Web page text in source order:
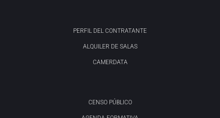
PERFIL DEL CONTRATANTE
ALQUILER DE SALAS
CAMERDATA
CENSO PÚBLICO